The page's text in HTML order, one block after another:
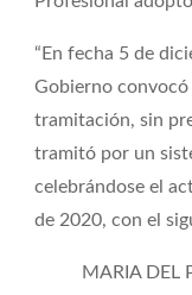
“En fecha 5 de
Gobierno convocó
tramitación, sin
tramitó por un
celebrándose el
de 2020, con el
MARIA DEL